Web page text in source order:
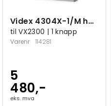
Videx 4304X-1/M høyttalermodul
til VX2300 | 1 knapp
Varenr 114281
5
480,-
eks. mva